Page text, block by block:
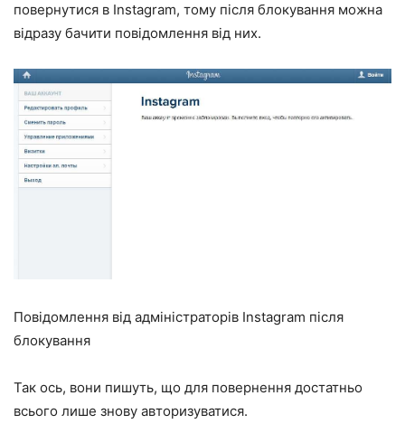
повернутися в Instagram, тому після блокування можна
відразу бачити повідомлення від них.
Повідомлення від адміністраторів Instagram після
блокування
Так ось, вони пишуть, що для повернення достатньо
всього лише знову авторизуватися.